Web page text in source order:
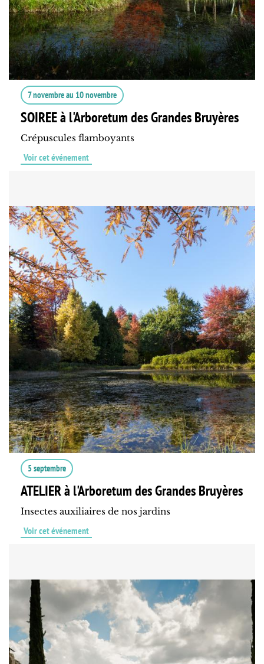
7 novembreau 10 novembre
SOIREE à l'Arboretum des Grandes Bruyères
Crépuscules flamboyants
Voir cet événement
5 septembre
ATELIER à l'Arboretum des Grandes Bruyères
Insectes auxiliaires de nos jardins
Voir cet événement